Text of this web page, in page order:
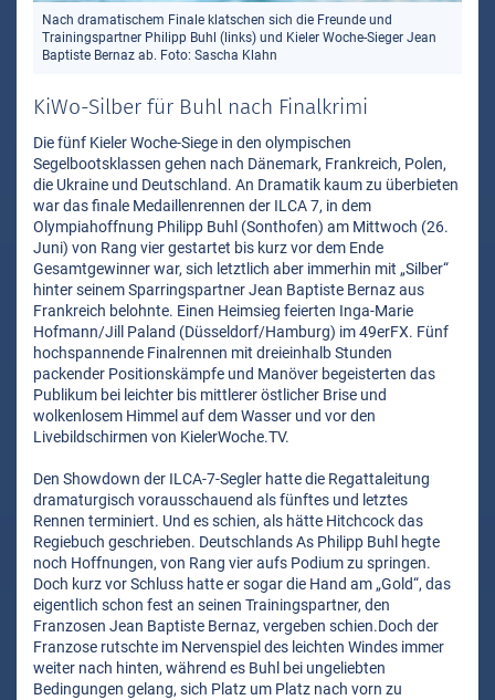
Nach dramatischem Finale klatschen sich die Freunde und
Trainingspartner Philipp Buhl (links) und Kieler Woche-Sieger Jean
Baptiste Bernaz ab. Foto: Sascha Klahn
KiWo-Silber für Buhl nach Finalkrimi
Die fünf Kieler Woche-Siege in den olympischen
Segelbootsklassen gehen nach Dänemark, Frankreich, Polen,
die Ukraine und Deutschland. An Dramatik kaum zu überbieten
war das finale Medaillenrennen der ILCA 7, in dem
Olympiahoffnung Philipp Buhl (Sonthofen) am Mittwoch (26.
Juni) von Rang vier gestartet bis kurz vor dem Ende
Gesamtgewinner war, sich letztlich aber immerhin mit „Silber“
hinter seinem Sparringspartner Jean Baptiste Bernaz aus
Frankreich belohnte. Einen Heimsieg feierten Inga-Marie
Hofmann/Jill Paland (Düsseldorf/Hamburg) im 49erFX. Fünf
hochspannende Finalrennen mit dreieinhalb Stunden
packender Positionskämpfe und Manöver begeisterten das
Publikum bei leichter bis mittlerer östlicher Brise und
wolkenlosem Himmel auf dem Wasser und vor den
Livebildschirmen von KielerWoche.TV.
Den Showdown der ILCA-7-Segler hatte die Regattaleitung
dramaturgisch vorausschauend als fünftes und letztes
Rennen terminiert. Und es schien, als hätte Hitchcock das
Regiebuch geschrieben. Deutschlands As Philipp Buhl hegte
noch Hoffnungen, von Rang vier aufs Podium zu springen.
Doch kurz vor Schluss hatte er sogar die Hand am „Gold“, das
eigentlich schon fest an seinen Trainingspartner, den
Franzosen Jean Baptiste Bernaz, vergeben schien.Doch der
Franzose rutschte im Nervenspiel des leichten Windes immer
weiter nach hinten, während es Buhl bei ungeliebten
Bedingungen gelang, sich Platz um Platz nach vorn zu